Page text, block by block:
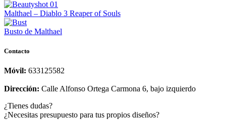
Malthael – Diablo 3 Reaper of Souls
Busto de Malthael
Contacto
Móvil: 633125582
Dirección: Calle Alfonso Ortega Carmona 6, bajo izquierdo
¿Tienes dudas?
¿Necesitas presupuesto para tus propios diseños?